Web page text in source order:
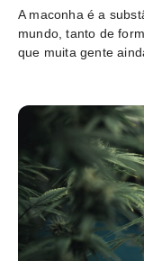
A maconha é a
mundo, tanto de
que muita gente